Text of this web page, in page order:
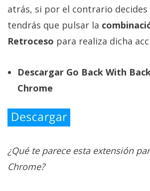
atrás, si por el contrario
tendrás que pulsar la
Retroceso para realiza dicha
Descargar Go Back With
Chrome
¿Qué te parece esta extensión
Chrome?